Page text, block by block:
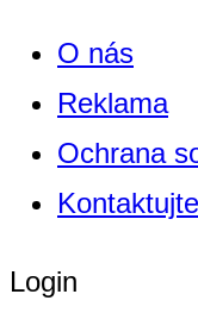
O nás
Reklama
Ochrana
Login